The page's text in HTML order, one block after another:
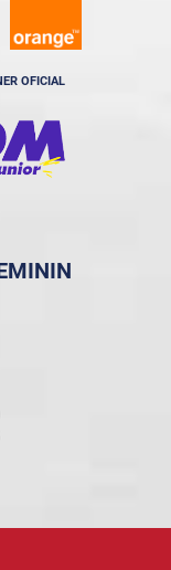
OFICIAL